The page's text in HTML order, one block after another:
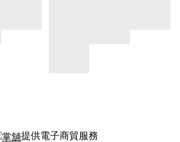
提供電子商貿服務